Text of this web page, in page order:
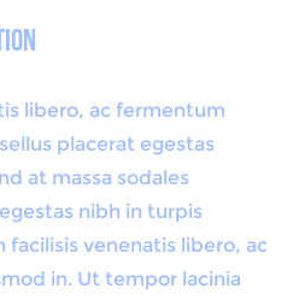
libero, ac fermentum
placerat egestas
at massa sodales
nibh in turpis
facilisis venenatis libero, ac
in. Ut tempor lacinia